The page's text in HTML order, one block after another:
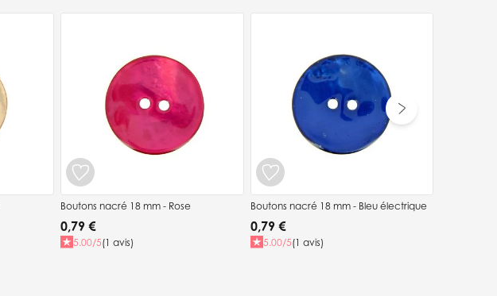
Boutons nacré 18 mm - Rose
0,79 €
5.00/5(1 avis)
Boutons nacré 18 mm - Bleu électrique
0,79 €
5.00/5(1 avis)